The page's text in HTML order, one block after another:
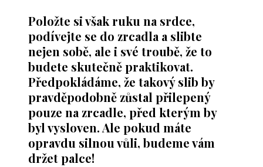
Položte si však ruku na srdce,
podívejte se do zrcadla a slibte
nejen sobě, ale i své troubě, že to
budete skutečně praktikovat.
Předpokládáme, že takový slib by
pravděpodobně zůstal přilepený
pouze na zrcadle, před kterým by
byl vysloven. Ale pokud máte
opravdu silnou vůli, budeme vám
držet palce!